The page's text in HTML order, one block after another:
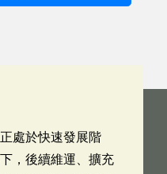
處於快速發展階
，後續維運、擴充